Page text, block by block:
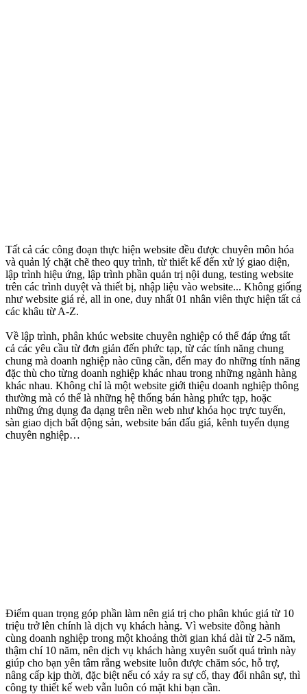
Tất cả các công đoạn thực hiện website đều được chuyên môn hóa
và quản lý chặt chẽ theo quy trình, từ thiết kế đến xử lý giao diện,
lập trình hiệu ứng, lập trình phần quản trị nội dung, testing website
trên các trình duyệt và thiết bị, nhập liệu vào website... Không giống
như website giá rẻ, all in one, duy nhất 01 nhân viên thực hiện tất cả
các khâu từ A-Z.
Về lập trình, phân khúc website chuyên nghiệp có thể đáp ứng tất
cả các yêu cầu từ đơn giản đến phức tạp, từ các tính năng chung
chung mà doanh nghiệp nào cũng cần, đến may đo những tính năng
đặc thù cho từng doanh nghiệp khác nhau trong những ngành hàng
khác nhau. Không chỉ là một website giới thiệu doanh nghiệp thông
thường mà có thể là những hệ thống bán hàng phức tạp, hoặc
những ứng dụng đa dạng trên nền web như khóa học trực tuyến,
sàn giao dịch bất động sản, website bán đấu giá, kênh tuyển dụng
chuyên nghiệp…
Điểm quan trọng góp phần làm nên giá trị cho phân khúc giá từ 10
triệu trở lên chính là dịch vụ khách hàng. Vì website đồng hành
cùng doanh nghiệp trong một khoảng thời gian khá dài từ 2-5 năm,
thậm chí 10 năm, nên dịch vụ khách hàng xuyên suốt quá trình này
giúp cho bạn yên tâm rằng website luôn được chăm sóc, hỗ trợ,
nâng cấp kịp thời, đặc biệt nếu có xảy ra sự cố, thay đổi nhân sự, thì
công ty thiết kế web vẫn luôn có mặt khi bạn cần.